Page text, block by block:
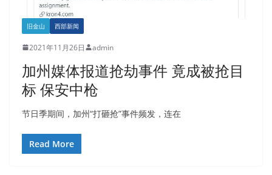
旧金山 西部新闻
2021年11月26日 admin
加州媒体报道抢劫事件 竟成被抢目
标 保安中枪
节日季期间，加州“打砸抢”事件频发，连在
Read More